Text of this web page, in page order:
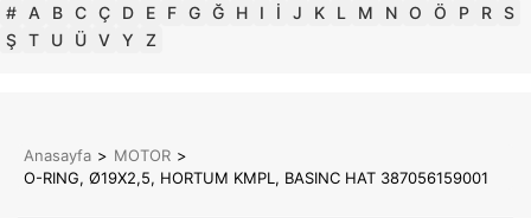
# A B C Ç D E F G Ğ H I İ J K L M N O Ö P R S
Ş T U Ü V Y Z
Anasayfa > MOTOR >
O-RING, Ø19X2,5, HORTUM KMPL, BASINC HAT 387056159001